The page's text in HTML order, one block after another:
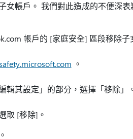
女帳戶。 我們對此造成的不便深
帳戶的 [家庭安全] 區段移除子
。
輯其設定」的部分，選擇「移除」
取 [移除]。